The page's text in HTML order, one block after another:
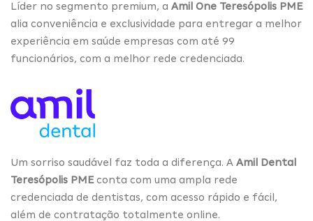
Líder no segmento premium, a Amil One Teresópolis PME
alia conveniência e exclusividade para entregar a melhor
experiência em saúde empresas com até 99
funcionários, com a melhor rede credenciada.
Um sorriso saudável faz toda a diferença. A Amil Dental
Teresópolis PMEconta com uma ampla rede
credenciada de dentistas, com acesso rápido e fácil,
além de contratação totalmente online.